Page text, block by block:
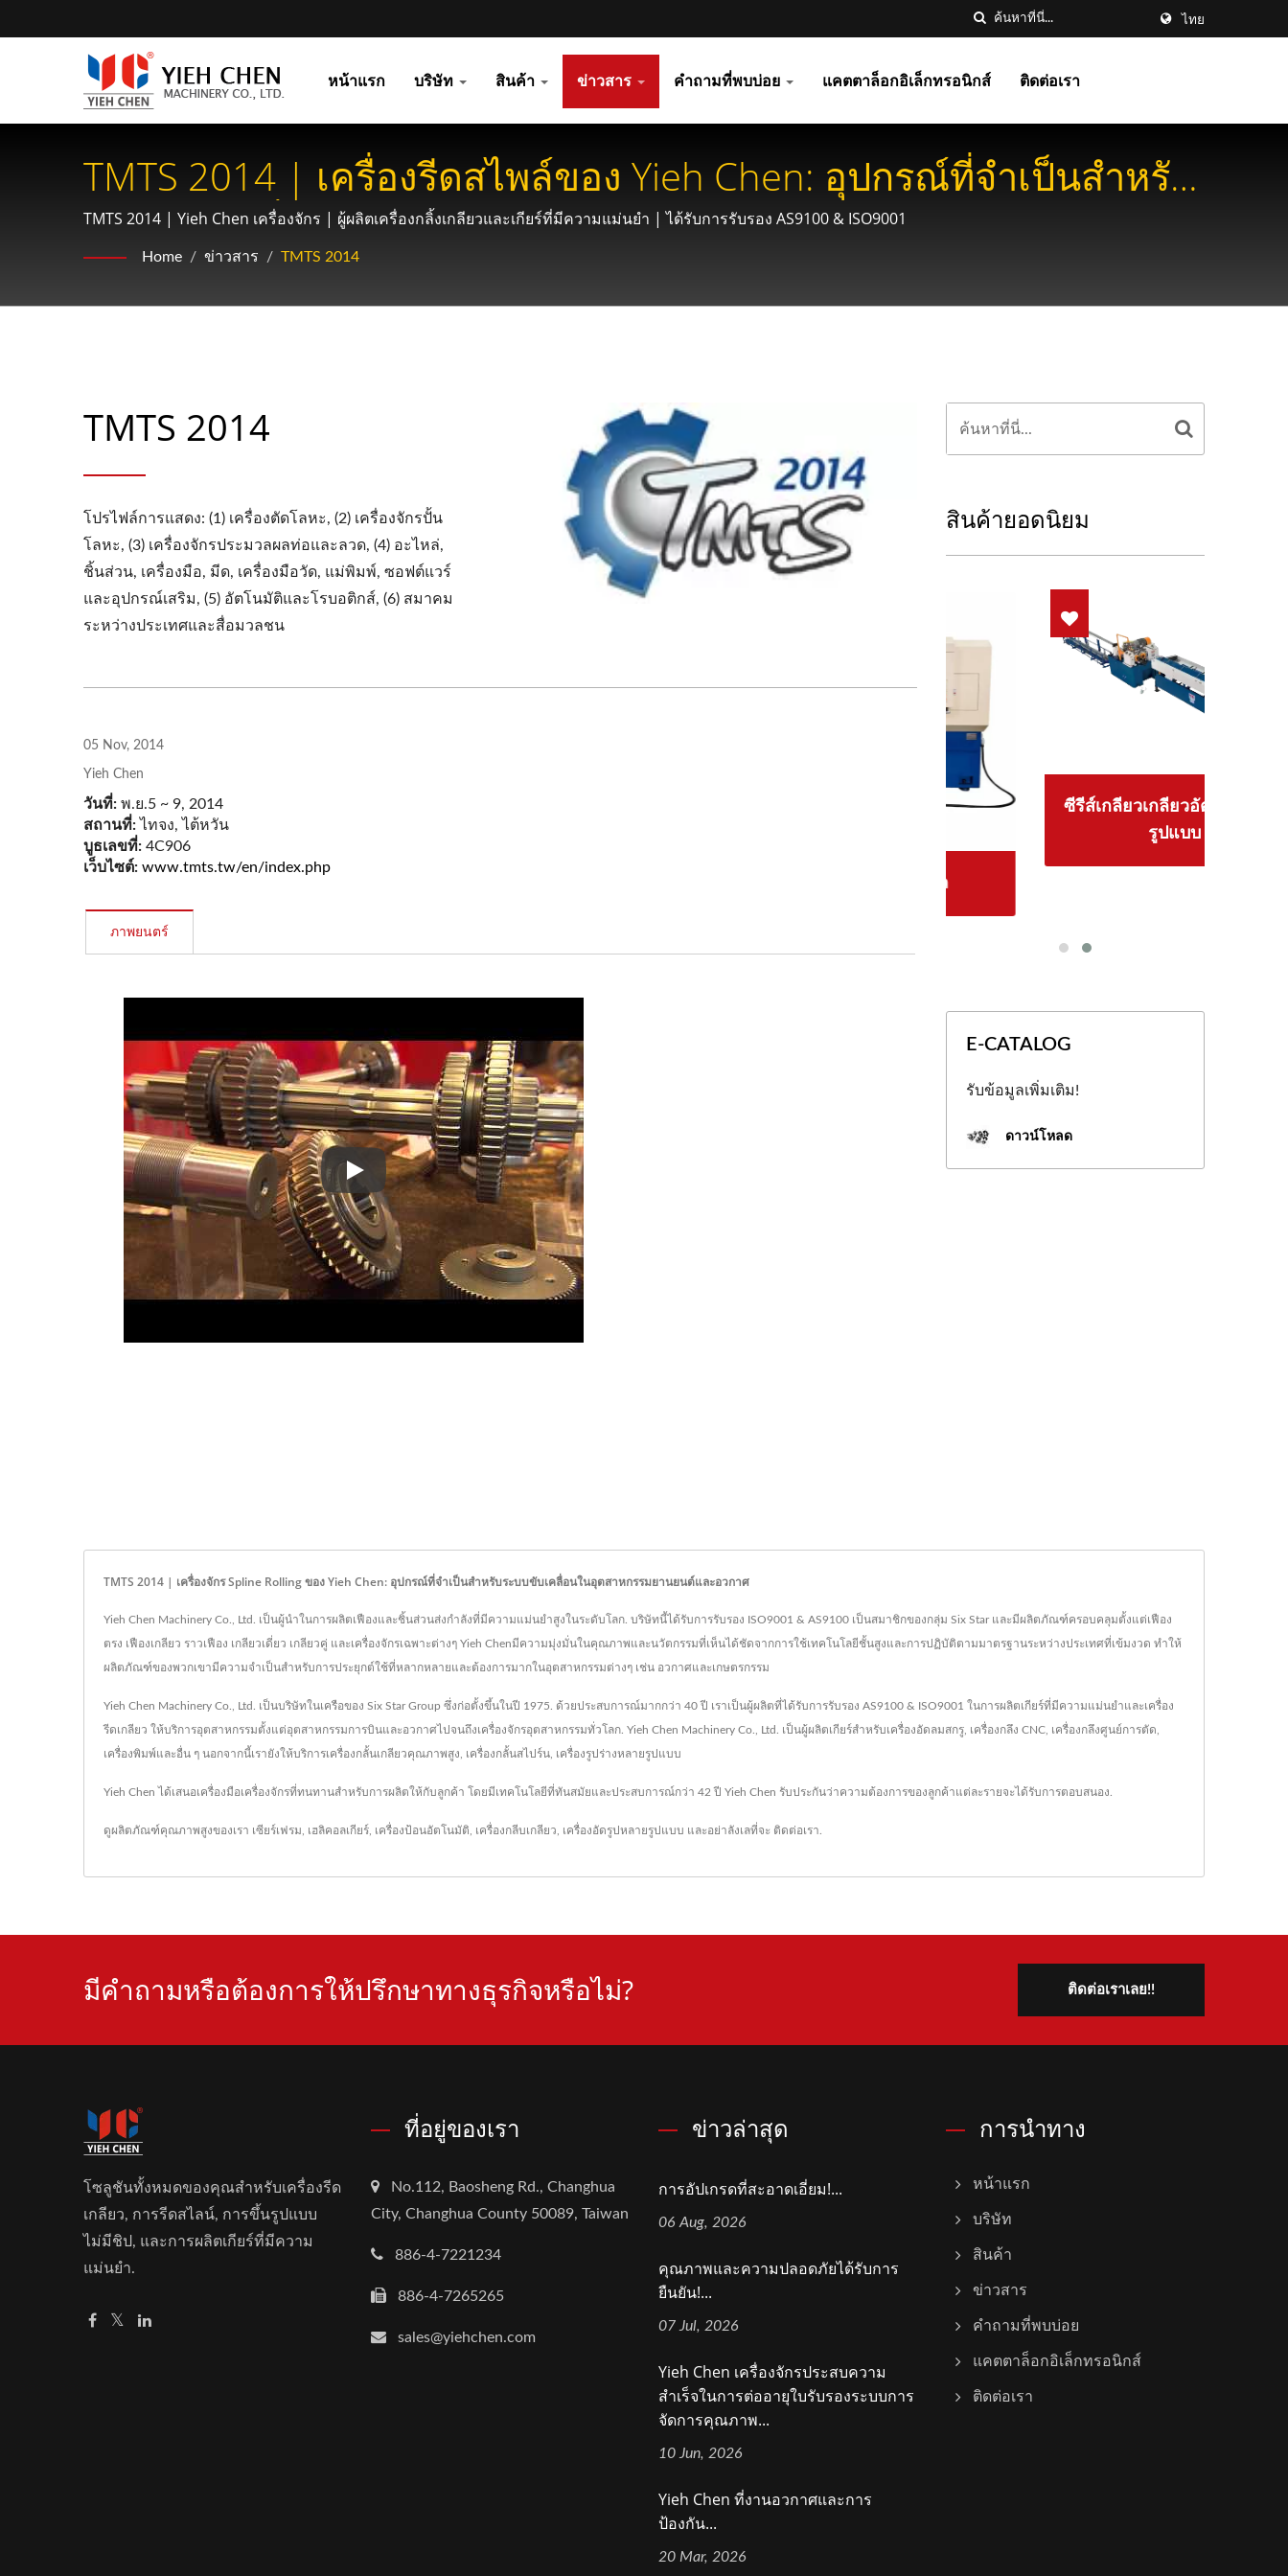
ไทย
หน้าแรก บริษัท สินค้า ข่าวสาร คำถามที่พบบ่อย แคตตาล็อกอิเล็กทรอนิกส์ ติดต่อเรา
TMTS 2014 | เครื่องรีดสไพล์ของ Yieh Chen: อุปกรณ์ที่จำเป็นสำหรับ
ระบบขับเคลื่อนในยานยนต์และอวกาศ
TMTS 2014 | Yieh Chen เครื่องจักร | ผู้ผลิตเครื่องกลิ้งเกลียวและเกียร์ที่มีความแม่นยำ | ได้รับการรับรอง AS9100 & ISO9001
Home / ข่าวสาร / TMTS 2014
TMTS 2014
โปรไฟล์การแสดง: (1) เครื่องตัดโลหะ, (2) เครื่องจักรปั้น
โลหะ, (3) เครื่องจักรประมวลผลท่อและลวด, (4) อะไหล่,
ชิ้นส่วน, เครื่องมือ, มีด, เครื่องมือวัด, แม่พิมพ์, ซอฟต์แวร์
และอุปกรณ์เสริม, (5) อัตโนมัติและโรบอติกส์, (6) สมาคม
ระหว่างประเทศและสื่อมวลชน
05 Nov, 2014
Yieh Chen
วันที่: พ.ย.5 ~ 9, 2014
สถานที่: ไทจง, ไต้หวัน
บูธเลขที่: 4C906
เว็บไซต์: www.tmts.tw/en/index.php
ภาพยนตร์
TMTS 2014
สินค้ายอดนิยม
ซีรีส์เกลียวเกลียวอัตโนมัติเต็ม
E-CATALOG
รับข้อมูลเพิ่มเติม!
ดาวน์โหลด
TMTS 2014 | เครื่องจักร Spline Rolling ของ Yieh Chen: อุปกรณ์ที่จำเป็นสำหรับระบบขับเคลื่อนในอุตสาหกรรมยานยนต์และอวกาศ
Yieh Chen Machinery Co., Ltd. เป็นผู้นำในการผลิตเฟืองและชิ้นส่วนส่งกำลังที่มีความแม่นยำสูงในระดับโลก. บริษัทนี้ได้รับการรับรอง ISO9001 & AS9100 เป็นสมาชิกของกลุ่ม Six Star และมีผลิตภัณฑ์ครอบคลุมตั้งแต่เฟือง
ตรง เฟืองเกลียว ราวเฟือง เกลียวเดี่ยว เกลียวคู่ และเครื่องจักรเฉพาะต่างๆ Yieh Chenมีความมุ่งมั่นในคุณภาพและนวัตกรรมที่เห็นได้ชัดจากการใช้เทคโนโลยีชั้นสูงและการปฏิบัติตามมาตรฐานระหว่างประเทศที่เข้มงวด ทำให้
ผลิตภัณฑ์ของพวกเขามีความจำเป็นสำหรับการประยุกต์ใช้ที่หลากหลายและต้องการมากในอุตสาหกรรมต่างๆ เช่น อวกาศและเกษตรกรรม
Yieh Chen Machinery Co., Ltd. เป็นบริษัทในเครือของ Six Star Group ซึ่งก่อตั้งขึ้นในปี 1975. ด้วยประสบการณ์มากกว่า 40 ปี เราเป็นผู้ผลิตที่ได้รับการรับรอง AS9100 & ISO9001 ในการผลิตเกียร์ที่มีความแม่นยำและเครื่อง
รีดเกลียว ให้บริการอุตสาหกรรมตั้งแต่อุตสาหกรรมการบินและอวกาศไปจนถึงเครื่องจักรอุตสาหกรรมทั่วโลก. Yieh Chen Machinery Co., Ltd. เป็นผู้ผลิตเกียร์สำหรับเครื่องอัดลมสกรู, เครื่องกลึง CNC, เครื่องกลึงศูนย์การตัด,
เครื่องพิมพ์และอื่น ๆ นอกจากนี้เรายังให้บริการเครื่องกลั้นเกลียวคุณภาพสูง, เครื่องกลั้นสไปร์น, เครื่องรูปร่างหลายรูปแบบ
Yieh Chen ได้เสนอเครื่องมือเครื่องจักรที่ทนทานสำหรับการผลิตให้กับลูกค้า โดยมีเทคโนโลยีที่ทันสมัยและประสบการณ์กว่า 42 ปี Yieh Chen รับประกันว่าความต้องการของลูกค้าแต่ละรายจะได้รับการตอบสนอง.
ดูผลิตภัณฑ์คุณภาพสูงของเรา เซียร์เฟรม เฮลิคอลเกียร์ เครื่องป้อนอัตโนมัติ เครื่องกลีบเกลียว เครื่องอัดรูปหลายรูปแบบ และอย่าลังเลที่จะ ติดต่อเรา
มีคำถามหรือต้องการให้ปรึกษาทางธุรกิจหรือไม่? ติดต่อเราเลย!!
โซลูชันทั้งหมดของคุณสำหรับเครื่องรีด
เกลียว, การรีดสไลน์, การขึ้นรูปแบบ
ไม่มีชิป, และการผลิตเกียร์ที่มีความ
แม่นยำ.
ที่อยู่ของเรา
No.112, Baosheng Rd., Changhua
City, Changhua County 50089, Taiwan
886-4-7221234
886-4-7265265
sales@yiehchen.com
ข่าวล่าสุด
การอัปเกรดที่สะอาดเอี่ยม!...
06 Aug, 2026
คุณภาพและความปลอดภัยได้รับการ
ยืนยัน!...
07 Jul, 2026
Yieh Chen เครื่องจักรประสบความ
สำเร็จในการต่ออายุใบรับรองระบบการ
จัดการคุณภาพ...
10 Jun, 2026
Yieh Chen ที่งานอวกาศและการ
ป้องกัน...
20 Mar, 2026
การนำทาง
หน้าแรก
บริษัท
สินค้า
ข่าวสาร
คำถามที่พบบ่อย
แคตตาล็อกอิเล็กทรอนิกส์
ติดต่อเรา